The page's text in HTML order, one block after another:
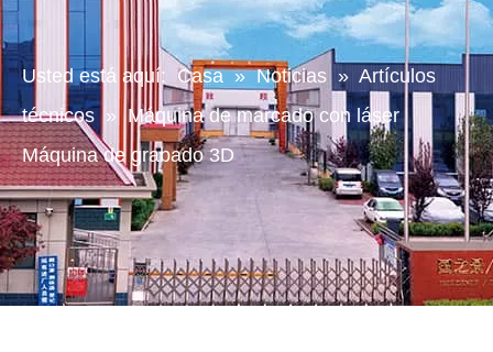
Usted está aquí: Casa » Noticias » Artículos
técnicos » Máquina de marcado con láser
Máquina de grabado 3D